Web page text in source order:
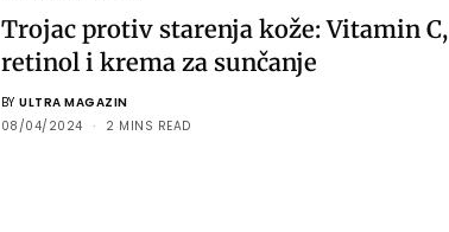
Trojac protiv starenja kože: Vitamin C,
retinol i krema za sunčanje
BY ULTRA MAGAZIN
08/04/2024
2 MINS READ